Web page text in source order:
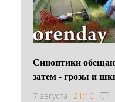
Синоптики
затем - грозы и
7 августа 21:16